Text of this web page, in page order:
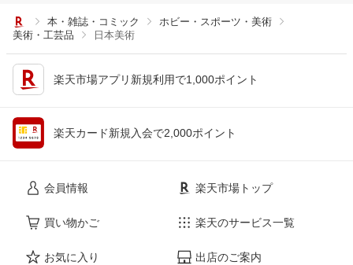
本・雑誌・コミック
ホビー・スポーツ・美術
美術・工芸品
日本美術
楽天市場アプリ新規利用で1,000ポイント
楽天カード新規入会で2,000ポイント
会員情報
買い物かご
お気に入り
楽天市場トップ
楽天のサービス一覧
出店のご案内